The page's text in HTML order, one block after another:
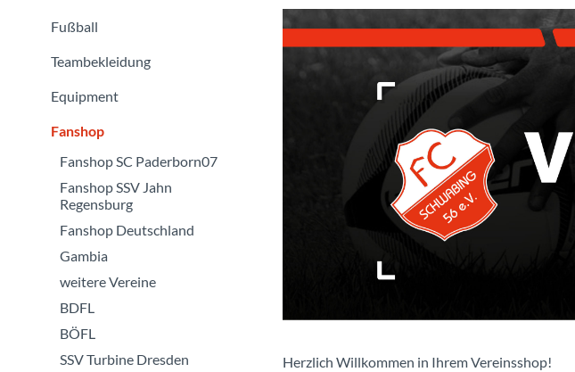
Fußball
Teambekleidung
Equipment
Fanshop
Fanshop SC Paderborn07
Fanshop SSV Jahn
Regensburg
Fanshop Deutschland
Gambia
weitere Vereine
BDFL
BÖFL
SSV Turbine Dresden
Herzlich Willkommen in Ihrem Vereinsshop!